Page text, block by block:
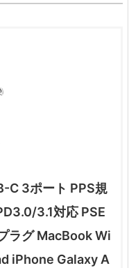
C 3ポート PPS規
3.1対応 PSE
ラグ MacBook Wi
iPhone Galaxy A